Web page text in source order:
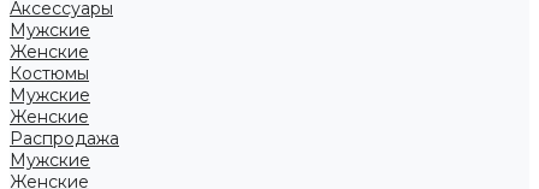
Аксессуары
Мужские
Женские
Костюмы
Мужские
Женские
Распродажа
Мужские
Женские